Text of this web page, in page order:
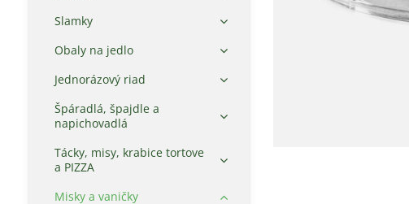
Slamky
Obaly na jedlo
Jednorázový riad
Špáradlá, špajdle a
napichovadlá
Tácky, misy, krabice tortove
a PIZZA
Misky a vaničky